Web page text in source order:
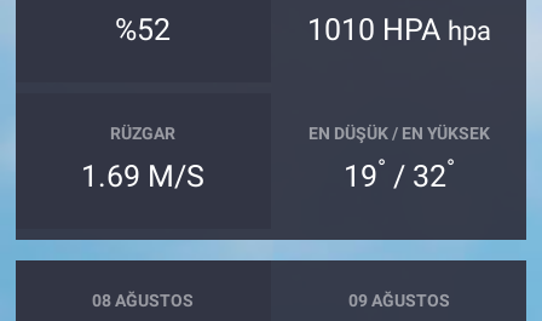
%52 1010 HPA hpa
RÜZGAR
1.69 M/S
EN DÜŞÜK / EN YÜKSEK
19° / 32°
08 AĞUSTOS 09 AĞUSTOS